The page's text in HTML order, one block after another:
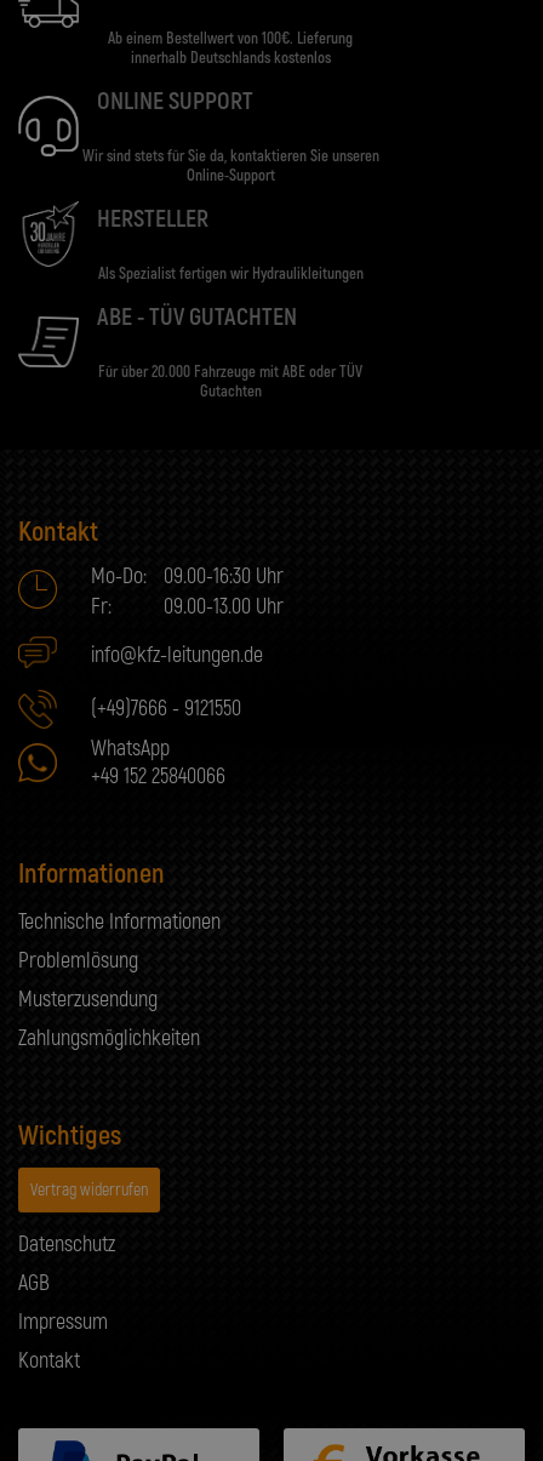
Ab einem Bestellwert von 100€. Lieferung
innerhalb Deutschlands kostenlos
ONLINE SUPPORT
Wir sind stets für Sie da, kontaktieren Sie unseren
Online-Support
HERSTELLER
Als Spezialist fertigen wir Hydraulikleitungen
ABE - TÜV GUTACHTEN
Für über 20.000 Fahrzeuge mit ABE oder TÜV
Gutachten
Kontakt
Mo-Do:
09.00-16:30 Uhr
Fr:
09.00-13.00 Uhr
info@kfz-leitungen.de
(+49)7666 - 9121550
WhatsApp
+49 152 25840066
Informationen
Technische Informationen
Problemlösung
Musterzusendung
Zahlungsmöglichkeiten
Wichtiges
Vertrag widerrufen
Datenschutz
AGB
Impressum
Kontakt